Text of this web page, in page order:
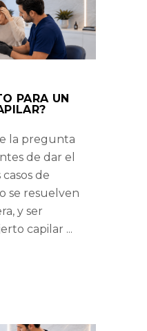
PARA UN
la pregunta
de dar el
de
se resuelven
y ser
capilar